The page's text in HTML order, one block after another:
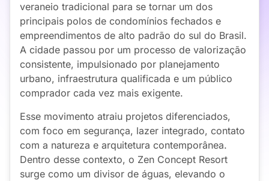
veraneio tradicional para se tornar um dos
principais polos de condomínios fechados e
empreendimentos de alto padrão do sul do Brasil.
A cidade passou por um processo de valorização
consistente, impulsionado por planejamento
urbano, infraestrutura qualificada e um público
comprador cada vez mais exigente.
Esse movimento atraiu projetos diferenciados,
com foco em segurança, lazer integrado, contato
com a natureza e arquitetura contemporânea.
Dentro desse contexto, o Zen Concept Resort
surge como um divisor de águas, elevando o